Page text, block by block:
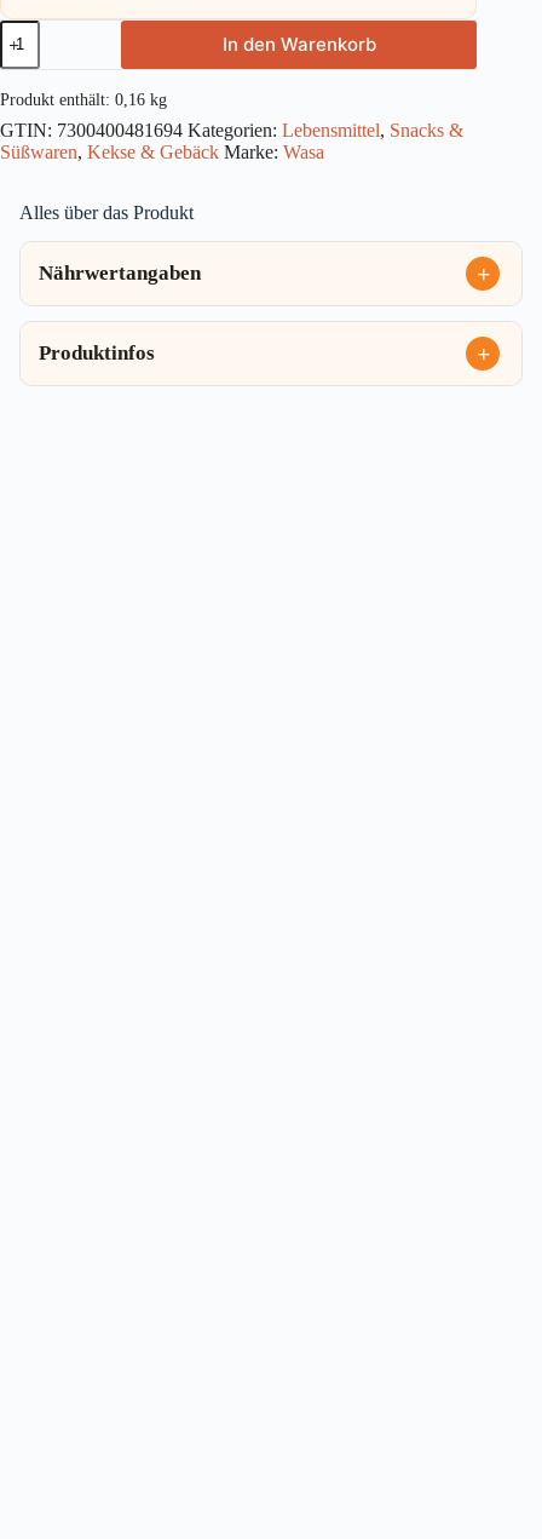
Wasa
Tasty
Cracker
Tomato
160g
Menge
In den Warenkorb
Produkt enthält: 0,16 kg
GTIN: 7300400481694 Kategorien: Lebensmittel, Snacks &
Süßwaren, Kekse & Gebäck Marke: Wasa
Alles über das Produkt
Nährwertangaben
Produktinfos